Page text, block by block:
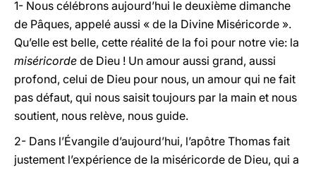
1- Nous célébrons aujourd’hui le deuxième dimanche
de Pâques, appelé aussi « de la Divine Miséricorde ».
Qu’elle est belle, cette réalité de la foi pour notre vie: la
miséricorde de Dieu ! Un amour aussi grand, aussi
profond, celui de Dieu pour nous, un amour qui ne fait
pas défaut, qui nous saisit toujours par la main et nous
soutient, nous relève, nous guide.
2- Dans l’Évangile d’aujourd’hui, l’apôtre Thomas fait
justement l’expérience de la miséricorde de Dieu, qui a